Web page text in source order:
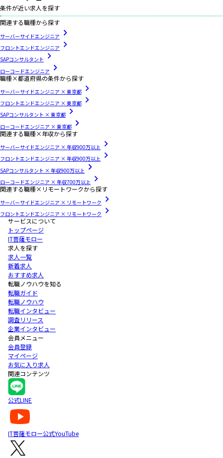
条件が近い求人を探す
関連する職種から探す
サーバーサイドエンジニア
フロントエンドエンジニア
SAPコンサルタント
ローコードエンジニア
職種×都道府県の条件から探す
サーバーサイドエンジニア × 東京都
フロントエンドエンジニア × 東京都
SAPコンサルタント × 東京都
ローコードエンジニア × 東京都
関連する職種×年収から探す
サーバーサイドエンジニア × 年収900万以上
フロントエンドエンジニア × 年収900万以上
SAPコンサルタント × 年収900万以上
ローコードエンジニア × 年収700万以上
関連する職種×リモートワークから探す
サーバーサイドエンジニア × リモートワーク
フロントエンドエンジニア × リモートワーク
サービスについて
トップページ
IT菩薩モロー
求人を探す
求人一覧
新着求人
おすすめ求人
転職ノウハウを知る
転職ガイド
転職ノウハウ
転職インタビュー
調査リリース
企業インタビュー
会員メニュー
会員登録
マイページ
お気に入り求人
関連コンテンツ
公式LINE
IT菩薩モロー公式YouTube